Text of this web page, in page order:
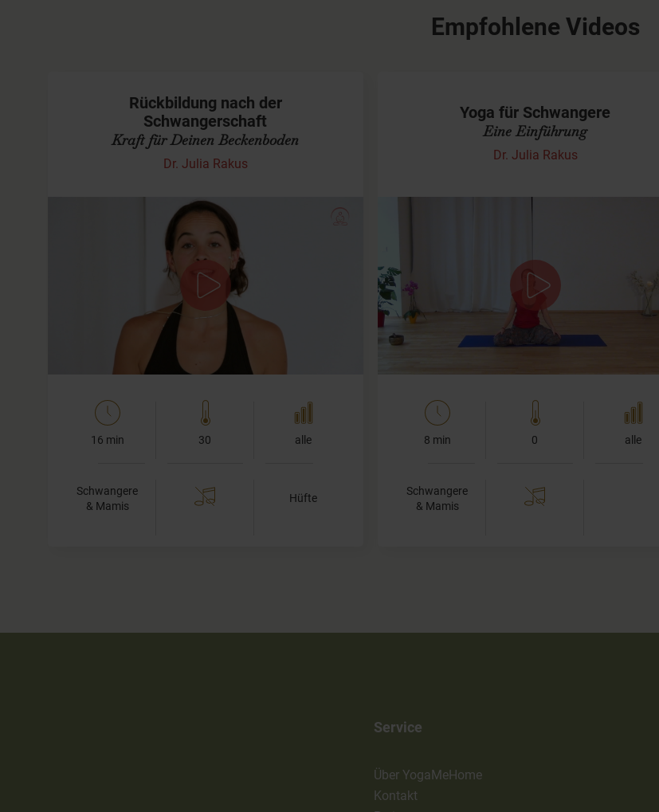
Empfohlene Videos
Rückbildung nach der
Schwangerschaft
Kraft für Deinen Beckenboden
Dr. Julia Rakus
Kurze Sequenz mit oder ohne Baby
Das heutige Yoga-Video richtet sich an die Zeit nach
Deiner Schwangerschaft. Im Zentrum stehen dabei
Übungen zur Rückbildung. Wir trainieren also ganz
besonders den…
16 min 30 alle
Schwangere
& Mamis
Hüfte
Yoga für Schwangere
Eine Einführung
Dr. Julia Rakus
Schwangerschaft
In diesem Kurzvideo gebe ich Dir ein paar
Informationen zum Schwangerenyoga. Ist etwas
verboten? Was ist wichtig? Welche Asanas darfst Du
noch…
8 min 0 alle
Schwangere
& Mamis
Service
Über YogaMeHome
Kontakt